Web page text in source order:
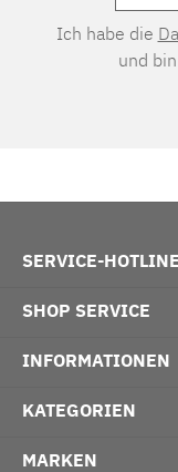
Ich habe die
und
SERVICE-HOTLINE
SHOP SERVICE
INFORMATIONEN
KATEGORIEN
MARKEN